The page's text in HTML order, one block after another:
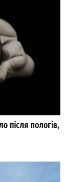
після пологів,